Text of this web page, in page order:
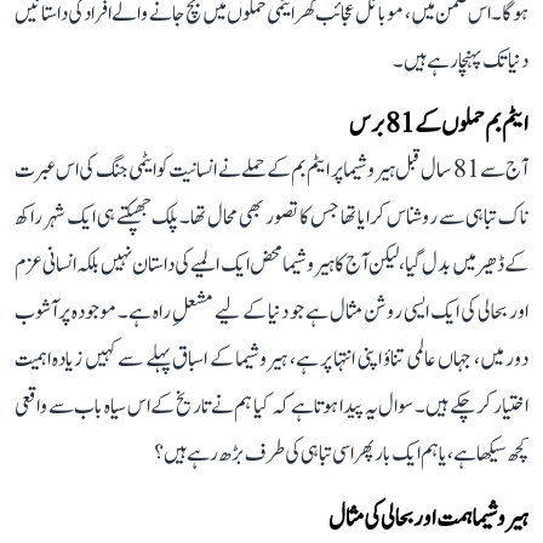
ہوگا۔ اس ضمن میں، موبائل عجائب گھر ایٹمی حملوں میں بچ جانے والے افراد کی داستانیں
دنیا تک پہنچا رہے ہیں۔
ایٹم بم حملوں کے 81 برس
آج سے 81 سال قبل ہیروشیما پر ایٹم بم کے حملے نے انسانیت کو ایٹمی جنگ کی اس عبرت
ناک تباہی سے روشناس کرایا تھا جس کا تصور بھی محال تھا۔ پلک جھپکتے ہی ایک شہر راکھ
کے ڈھیر میں بدل گیا، لیکن آج کا ہیروشیما محض ایک المیے کی داستان نہیں بلکہ انسانی عزم
اور بحالی کی ایک ایسی روشن مثال ہے جو دنیا کے لیے مشعلِ راہ ہے۔ موجودہ پرآشوب
دور میں، جہاں عالمی تناؤ اپنی انتہا پر ہے، ہیروشیما کے اسباق پہلے سے کہیں زیادہ اہمیت
اختیار کر چکے ہیں۔ سوال یہ پیدا ہوتا ہے کہ کیا ہم نے تاریخ کے اس سیاہ باب سے واقعی
کچھ سیکھا ہے، یا ہم ایک بار پھر اسی تباہی کی طرف بڑھ رہے ہیں؟
ہیروشیما ہمت اور بحالی کی مثال